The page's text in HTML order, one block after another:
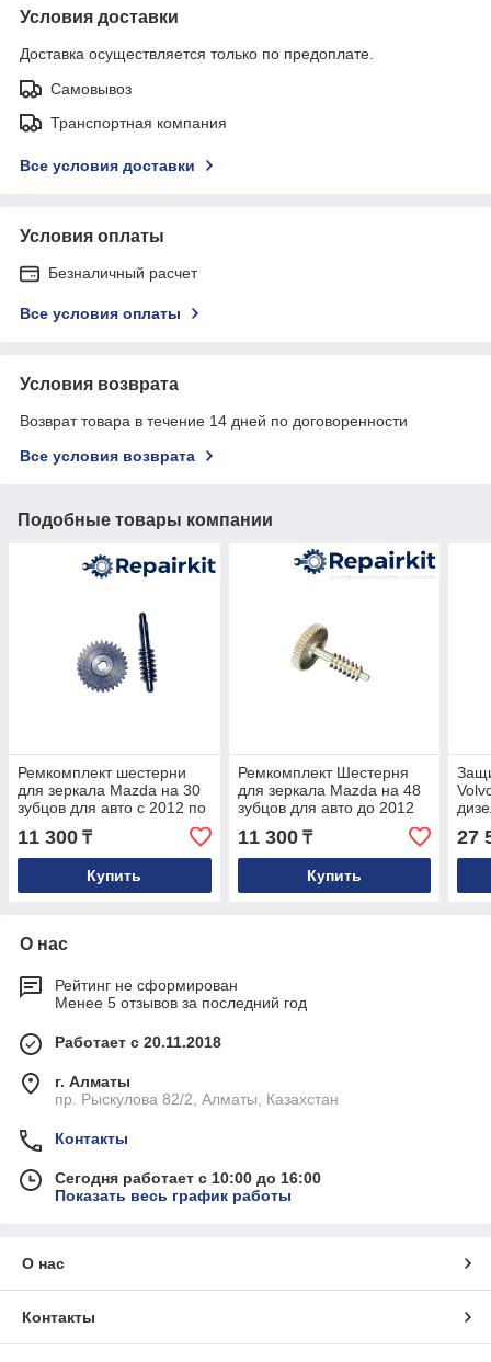
Условия доставки
Доставка осуществляется только по предоплате.
Самовывоз
Транспортная компания
Все условия доставки
Условия оплаты
Безналичный расчет
Все условия оплаты
Условия возврата
Возврат товара в течение 14 дней по договоренности
Все условия возврата
Подобные товары компании
Ремкомплект шестерни
для зеркала Mazda на 30
зубцов для авто с 2012 по
11 300 ₸
Купить
Ремкомплект Шестерня
для зеркала Mazda на 48
зубцов для авто до 2012
11 300₸
Купить
27
О нас
Рейтинг не сформирован
Менее 5 отзывов за последний год
Работает с 20.11.2018
г. Алматы
пр. Рыскулова 82/2, Алматы, Казахстан
Контакты
Сегодня работает с 10:00 до 16:00
Показать весь график работы
О нас
Контакты